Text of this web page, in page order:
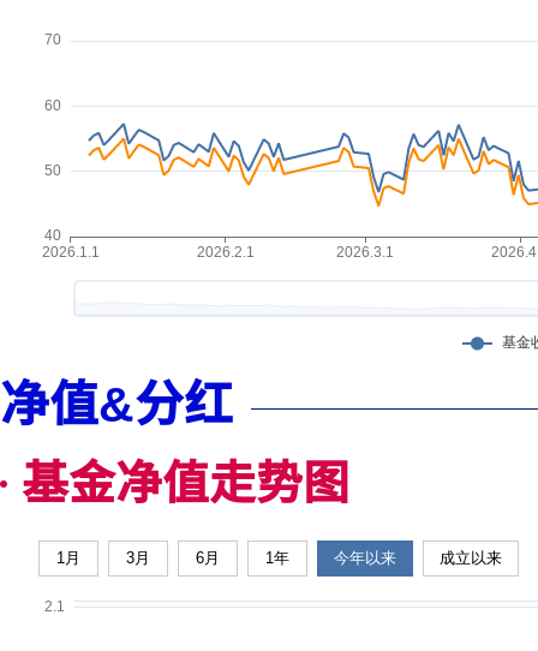
净值&分红
基金净值走势图
1月 3月 6月 1年 今年以来 成立以来